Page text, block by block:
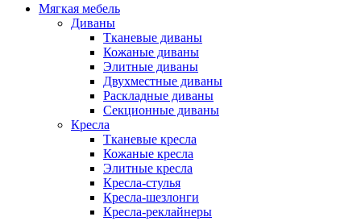
Мягкая мебель
Диваны
Тканевые диваны
Кожаные диваны
Элитные диваны
Двухместные диваны
Раскладные диваны
Секционные диваны
Кресла
Тканевые кресла
Кожаные кресла
Элитные кресла
Кресла-стулья
Кресла-шезлонги
Кресла-реклайнеры